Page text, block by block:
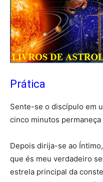
Prática
Sente-se o discípulo em
cinco minutos
Depois dirija-se ao
que és meu verdadeiro
estrela principal da